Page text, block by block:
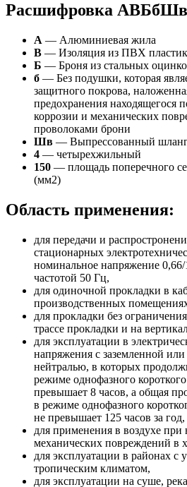
Расшифровка АВБбШв
А — Алюминиевая жила
В — Изоляция из ПВХ
Б — Броня из стальных
б — Без подушки, которая
защитного покрова,
предохранения находящегося
коррозии и механических
проволоками брони
Шв — Выпрессованный
4 — четырехжильный
150 — площадь поперечного
(мм2)
Область применения:
для передачи и
стационарных
номинальное напряжение
частотой 50 Гц,
для одиночной прокладки в
производственных
для прокладки без
трассе прокладки и на
для эксплуатации в
напряжения с заземленной
нейтралью, в которых
режиме однофазного
превышает 8 часов, а общая
в режиме однофазного
не превышает 125 часов за год,
для применения в воздухе при
механических повреждений в
для эксплуатации в районах
тропическим климатом,
для эксплуатации на суше,